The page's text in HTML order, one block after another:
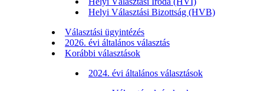
Helyi Választási Bizottság (HVB)
Választási ügyintézés
2026. évi általános választás
Korábbi választások
2024. évi általános választások